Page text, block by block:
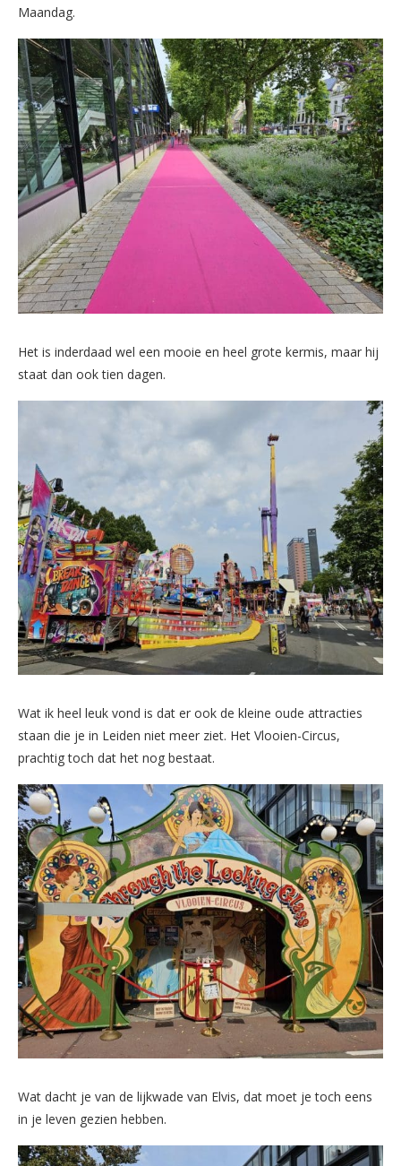
Maandag.
Het is inderdaad wel een mooie en heel grote kermis, maar hij
staat dan ook tien dagen.
Wat ik heel leuk vond is dat er ook de kleine oude attracties
staan die je in Leiden niet meer ziet. Het Vlooien-Circus,
prachtig toch dat het nog bestaat.
Wat dacht je van de lijkwade van Elvis, dat moet je toch eens
in je leven gezien hebben.